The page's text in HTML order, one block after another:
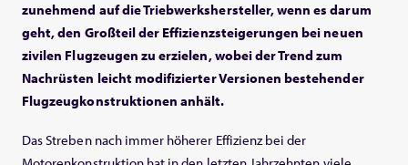
zunehmend auf die Triebwerkshersteller, wenn es darum
geht, den Großteil der Effizienzsteigerungen bei neuen
zivilen Flugzeugen zu erzielen, wobei der Trend zum
Nachrüsten leicht modifizierter Versionen bestehender
Flugzeugkonstruktionen anhält.
Das Streben nach immer höherer Effizienz bei der